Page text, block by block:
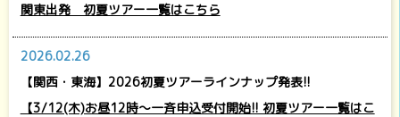
関東出発 初夏ツアー一覧はこちら
2026.02.26
【関西・東海】2026初夏ツアーラインナップ発表!!
【3/12(木)お昼12時～一斉申込受付開始!! 初夏ツアー一覧はこ